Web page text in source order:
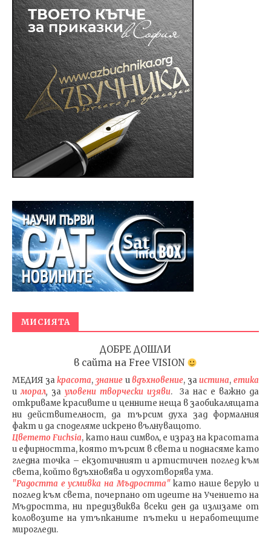
МИСИЯТА
ДОБРЕ ДОШЛИ
в сайта на Free VISION
МЕДИЯ закрасота, знаниеивдъхновение, заистина, етика
иморал, за уловени творчески изяви. За нас е важно да
откриваме красивите и ценните неща в заобикалящата
ни действителност, да търсим духа зад формалния
факт и да споделяме искрено вълнуващото.
Цветето Fuchsia, като наш символ, е израз на красотата
и ефирността, която търсим в света и поднасяме като
гледна точка – екзотичният и артистичен поглед към
света, който вдъхновява и одухотворява ума.
"Радостта е усмивка на Мъдростта"като наше верую и
поглед към света, почерпано от идеите на Учението на
Мъдростта, ни предизвиква всеки ден да излизаме от
коловозите на утъпканите пътеки и неработещите
мирогледи.